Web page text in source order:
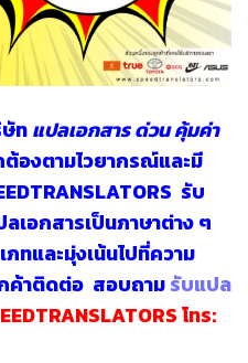
ทแปลเอกสาร ด่วนคุ้มค่า
ต้องตามไวยากรณ์และมี
รับ
เอกสารเป็นภาษาต่าง ๆ
ทและมุ่งเน้นไปที่ความ
ค้าติดต่อ สอบถามรับแปล
โทร: